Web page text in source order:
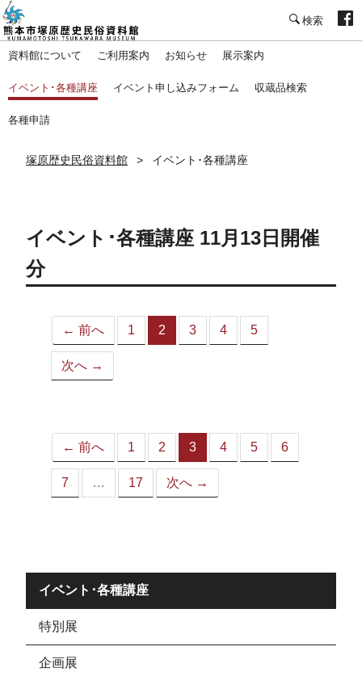
資料館について ご利用案内 お知らせ 展示案内
イベント･各種講座 イベント申し込みフォーム 収蔵品検索
各種申請
塚原歴史民俗資料館 イベント･各種講座
イベント･各種講座 11月13日開催
分
← 前へ 1 2
（こ
3 4 5
次へ →
← 前へ 1 2 3
（こ
の
4 5 6
7 … 17 次へ →
イベント･各種講座
特別展
企画展